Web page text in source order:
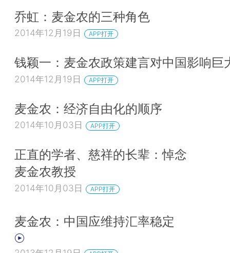
乔虹：麦金农的三种角色
2014年12月19日 APP打开
钱颖一：麦金农政策建言对中国影响巨
2014年12月19日 APP打开
麦金农：经济自由化的顺序
2014年10月03日 APP打开
正直的学者、慈祥的长辈：悼念
麦金农教授
2014年10月03日 APP打开
麦金农：中国应维持汇率稳定